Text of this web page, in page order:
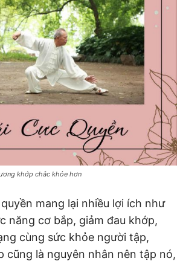
khớp chắc khỏe hơn
mang lại nhiều lợi ích như
năng cơ bắp, giảm đau khớp,
cùng sức khỏe người tập,
cũng là nguyên nhân nên tập nó,